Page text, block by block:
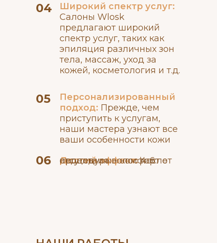
Долгий эффект:
после процедуры - комфорт от отсутствия волос 4-6 недель
Широкий спектр услуг:
Салоны Wlosk
предлагают широкий
спектр услуг, таких как
эпиляция различных зон
тела, массаж, уход за
кожей, косметология и т.д.
04
05
Персонализированный
подход: Прежде, чем
приступить к услугам,
наши мастера узнают все
ваши особенности кожи
06